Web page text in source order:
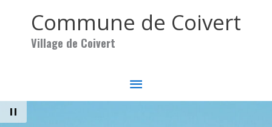
Commune de Coivert
Village de Coivert
MENU